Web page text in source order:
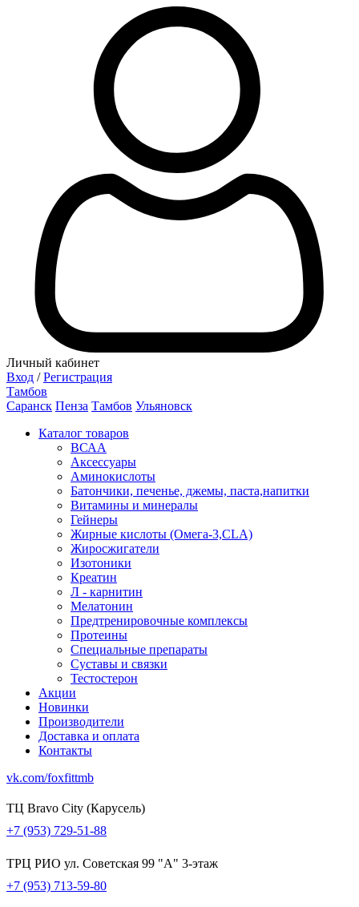
Личный кабинет
Вход / Регистрация
Тамбов
Саранск Пенза Тамбов Ульяновск
Каталог товаров
ВСАА
Аксессуары
Аминокислоты
Батончики, печенье, джемы, паста,напитки
Витамины и минералы
Гейнеры
Жирные кислоты (Омега-3,CLA)
Жиросжигатели
Изотоники
Креатин
Л - карнитин
Мелатонин
Предтренировочные комплексы
Протеины
Специальные препараты
Суставы и связки
Тестостерон
Акции
Новинки
Производители
Доставка и оплата
Контакты
vk.com/foxfittmb
ТЦ Bravo City (Карусель)
+7 (953) 729-51-88
ТРЦ РИО ул. Советская 99 "А" 3-этаж
+7 (953) 713-59-80